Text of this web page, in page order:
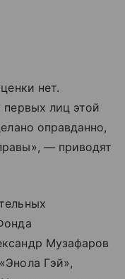
нет.
первых лиц этой
оправданно,
— приводят
Музафаров
Гэй»,